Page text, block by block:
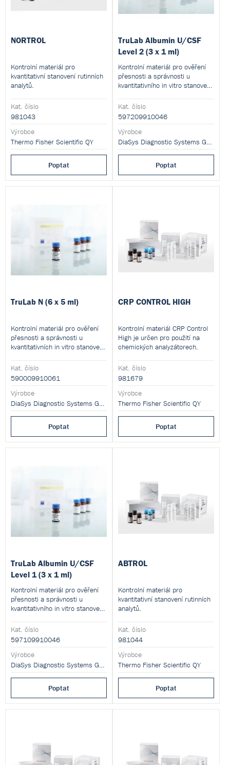
NORTROL
Kontrolní materiál pro
kvantitativní stanovení rutinních
analytů.
Kat. číslo
981043
Výrobce
Thermo Fisher Scientific QY
Poptat
TruLab Albumin U/CSF
Level 2 (3 x 1 ml)
Kontrolní materiál pro ověření
přesnosti a správnosti u
kvantitativního in vitro stanovení
fotometricky.
Kat. číslo
597209910046
Výrobce
DiaSys Diagnostic Systems GmbH
Poptat
TruLab N (6 x 5 ml)
Kontrolní materiál pro ověření
přesnosti a správnosti u
kvantitativních in vitro stanovení
Kat. číslo
590009910061
Výrobce
DiaSys Diagnostic Systems GmbH
Poptat
CRP CONTROL HIGH
Kontrolní materiál CRP Control
High je určen pro použití na
chemických analyzátorech.
Kat. číslo
981679
Výrobce
Thermo Fisher Scientific QY
Poptat
TruLab Albumin U/CSF
Level 1 (3 x 1 ml)
Kontrolní materiál pro ověření
přesnosti a správnosti u
kvantitativního in vitro stanovení
fotometricky.
Kat. číslo
597109910046
Výrobce
DiaSys Diagnostic Systems GmbH
Poptat
ABTROL
Kontrolní materiál pro
kvantitativní stanovení rutinních
analytů.
Kat. číslo
981044
Výrobce
Thermo Fisher Scientific QY
Poptat